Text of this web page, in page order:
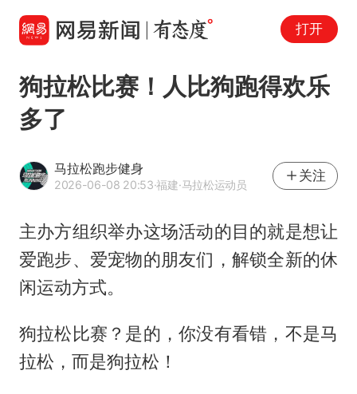
打开
狗拉松比赛！人比狗跑得欢乐
多了
马拉松跑步健身
2026-06-08 20:53·福建·马拉松运动员
关注
主办方组织举办这场活动的目的就是想让
爱跑步、爱宠物的朋友们，解锁全新的休
闲运动方式。
狗拉松比赛？是的，你没有看错，不是马
拉松，而是狗拉松！